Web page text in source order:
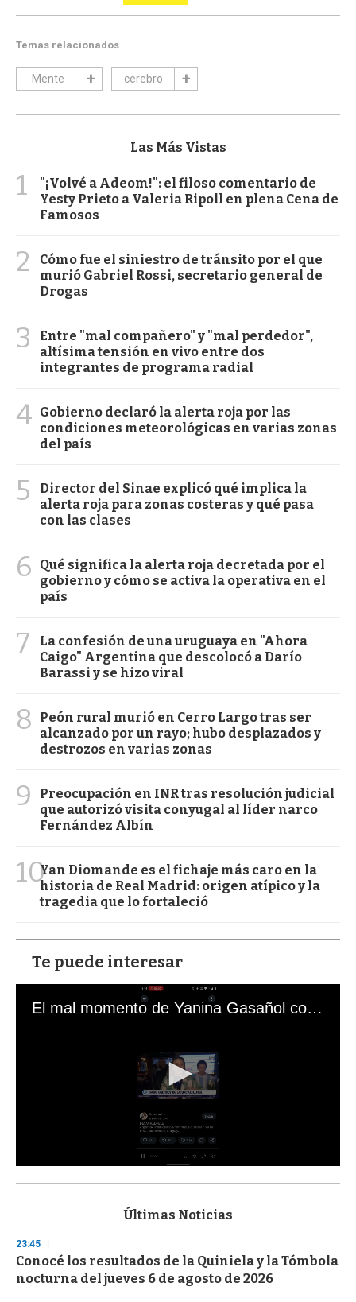
Temas relacionados
Mente cerebro
Las Más Vistas
1
"¡Volvé a Adeom!": el filoso comentario de
Yesty Prieto a Valeria Ripoll en plena Cena de
Famosos
2
Cómo fue el siniestro de tránsito por el que
murió Gabriel Rossi, secretario general de
Drogas
3
Entre "mal compañero" y "mal perdedor",
altísima tensión en vivo entre dos
integrantes de programa radial
4 Gobierno declaró la alerta roja por las
condiciones meteorológicas en varias zonas
del país
5
Director del Sinae explicó qué implica la
alerta roja para zonas costeras y qué pasa
con las clases
6
Qué significa la alerta roja decretada por el
gobierno y cómo se activa la operativa en el
país
7
La confesión de una uruguaya en "Ahora
Caigo" Argentina que descolocó a Darío
Barassi y se hizo viral
8
Peón rural murió en Cerro Largo tras ser
alcanzado por un rayo; hubo desplazados y
destrozos en varias zonas
9
Preocupación en INR tras resolución judicial
que autorizó visita conyugal al líder narco
Fernández Albín
10Yan Diomande es el fichaje más caro en la
historia de Real Madrid: origen atípico y la
tragedia que lo fortaleció
Te puede interesar
El mal momento de Yanina Gasañol con un hincha argentino en "Subrayado"
s
d
s
o
f
Últimas Noticias
23:45
Conocé los resultados de la Quiniela y la Tómbola
nocturna del jueves 6 de agosto de 2026